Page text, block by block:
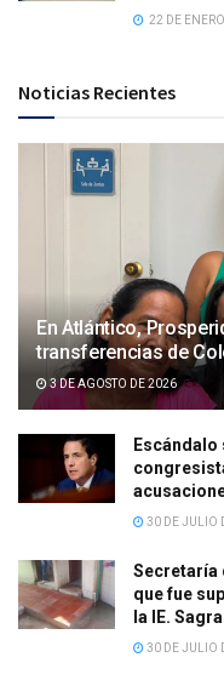
22 DE
Noticias Recientes
En Atlántico,
transferencias de
3 DE AGOSTO DE 2026
Escándalo
30 DE JULIO
Secretaría
que fue
la IE.
30 DE JULIO